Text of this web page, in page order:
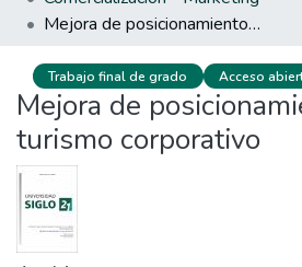
Mejora de posicionamiento en el turismo corporativo
Trabajo final de grado Acceso
Mejora de
turismo corporativo